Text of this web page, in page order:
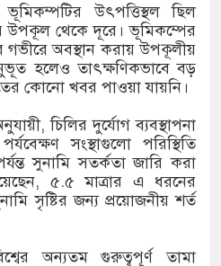
ভারতীয় জাহাজ
স্থানে বাংলাদেশ
জামিনে
উৎপত্তিস্থল ছিল
উপকূল থেকে দূরে। ভূমিকম্পের
গভীরে অবস্থান করায় উপকূলীয়
হলেও তাৎক্ষণিকভাবে বড়
কোনো খবর পাওয়া যায়নি।
চিলির দুর্যোগ ব্যবস্থাপনা
সংস্থাগুলো পরিস্থিতি
সুনামি সতর্কতা জারি করা
৫.৫ মাত্রার এ ধরনের
সৃষ্টির জন্য প্রয়োজনীয় শর্ত
অন্যতম গুরুত্বপূর্ণ তামা